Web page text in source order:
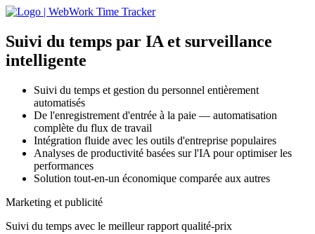
Suivi du temps par IA et surveillance
intelligente
Suivi du temps et gestion du personnel entièrement
automatisés
De l'enregistrement d'entrée à la paie — automatisation
complète du flux de travail
Intégration fluide avec les outils d'entreprise populaires
Analyses de productivité basées sur l'IA pour optimiser les
performances
Solution tout-en-un économique comparée aux autres
Marketing et publicité
Suivi du temps avec le meilleur rapport qualité-prix